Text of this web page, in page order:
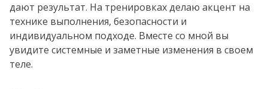
дают результат. На тренировках делаю акцент на
технике выполнения, безопасности и
индивидуальном подходе. Вместе со мной вы
увидите системные и заметные изменения в своем
теле.